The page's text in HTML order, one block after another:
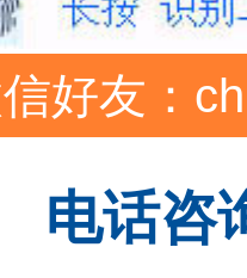
好友：
电话咨